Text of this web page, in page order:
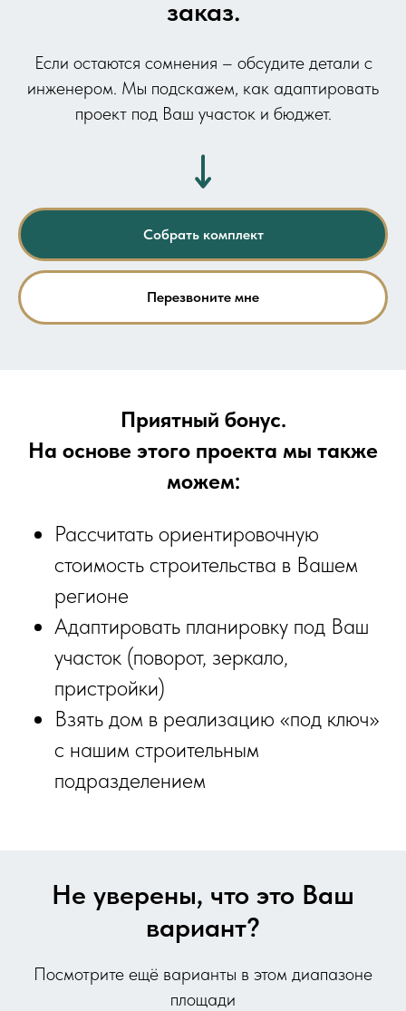
заказ.
Если остаются сомнения – обсудите детали с
инженером. Мы подскажем, как адаптировать
проект под Ваш участок и бюджет.
Собрать комплект
Перезвоните мне
Приятный бонус.
На основе этого проекта мы также
можем:
Рассчитать ориентировочную
стоимость строительства в Вашем
регионе
Адаптировать планировку под Ваш
участок (поворот, зеркало,
пристройки)
Взять дом в реализацию «под ключ»
с нашим строительным
подразделением
Не уверены, что это Ваш
вариант?
Посмотрите ещё варианты в этом диапазоне
площади